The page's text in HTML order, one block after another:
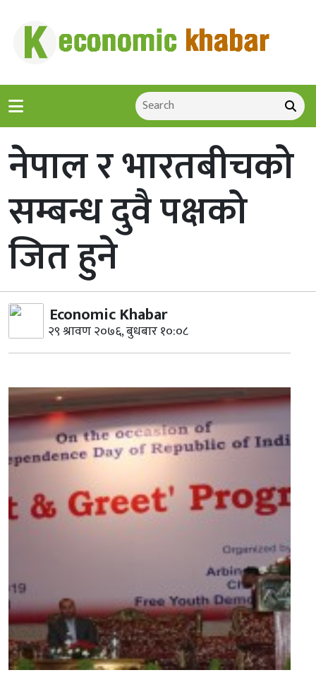
नेपाल र भारतबीचको
सम्बन्ध दुवै पक्षको
जित हुने
Economic Khabar
२९ श्रावण २०७६, बुधबार १०:०८